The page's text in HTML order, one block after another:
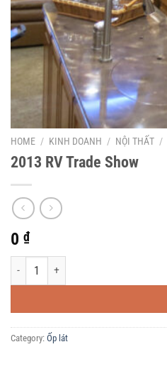
HOME / KINH DOANH / NỘI THẤT /
2013 RV Trade Show
0 ₫
2013 RV Trade Show quantity
Category: Ốp lát